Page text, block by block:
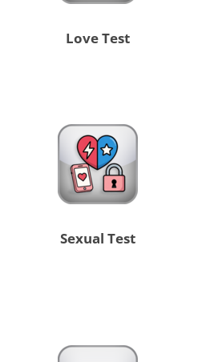
Love Test
Sexual Test